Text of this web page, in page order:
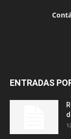
ENTRADAS